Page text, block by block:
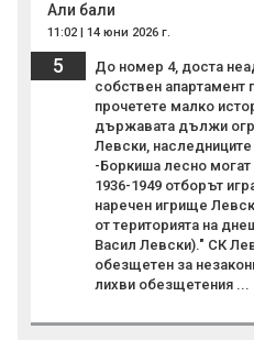
Али бали
11:02 | 14 юни 2026 г.
5
До номер 4, доста
собствен
прочетете малко
държавата дължи
Левски,
-Боркиша лесно
1936-1949 отборът
наречен игрище
от територията на
Васил Левски)." СК
обезщетен за
лихви обезщетения ...